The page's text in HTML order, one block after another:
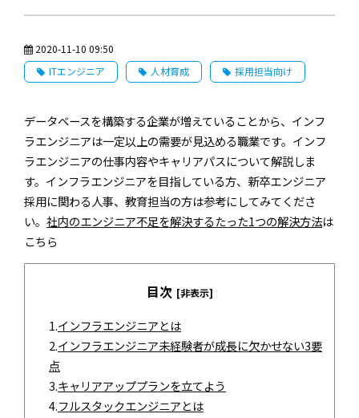
2020-11-10 09:50
ITエンジニア
人材育成 採用担当向け
データベースを構築する企業が増えていることから、インフ
ラエンジニアは一定以上の需要が見込める職業です。インフ
ラエンジニアの仕事内容やキャリアパスについて解説しま
す。インフラエンジニアを目指している方、新卒エンジニア
採用に関わる人事、教育担当の方は参考にしてみてくださ
い。 社内のエンジニア不⾜を解決するたった1つの解決⽅法は
こちら
目次 [非表示]
1.インフラエンジニアとは
2.インフラエンジニア未経験者が成長に欠かせない3要
点
3.キャリアアッププランを立てよう
4.フルスタックエンジニアとは